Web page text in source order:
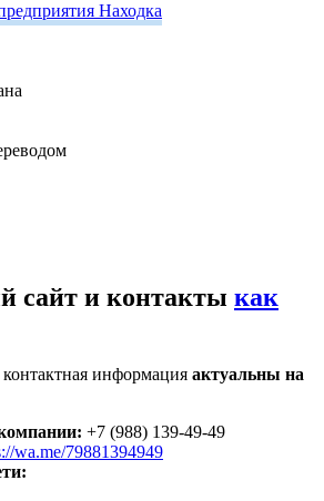
Находка
сайт и контакты как
информация актуальны на
+7 (988) 139-49-49
wa.me/79881394949